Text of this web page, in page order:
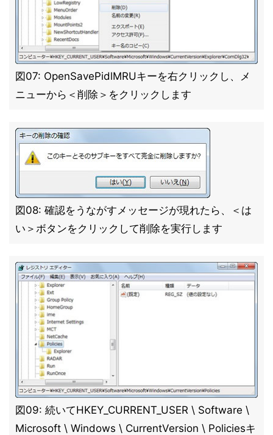
図07: OpenSavePidlMRUキーを右クリックし、メ
ニューから＜削除＞をクリックします
図08: 確認をうながすメッセージが現れたら、＜は
い＞ボタンをクリックして削除を実行します
図09: 続いてHKEY_CURRENT_USER \ Software \
Microsoft \ Windows \ CurrentVersion \ Policiesキ